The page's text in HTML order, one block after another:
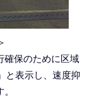
確保のために区域
と表示し、速度抑